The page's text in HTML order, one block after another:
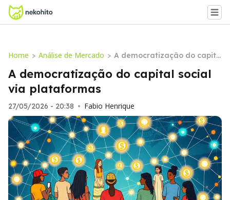
Home > Análise de Mercado > A democratização do capita
l social via plataformas
A democratização do capital social
via plataformas
27/05/2026 - 20:38 • Fabio Henrique